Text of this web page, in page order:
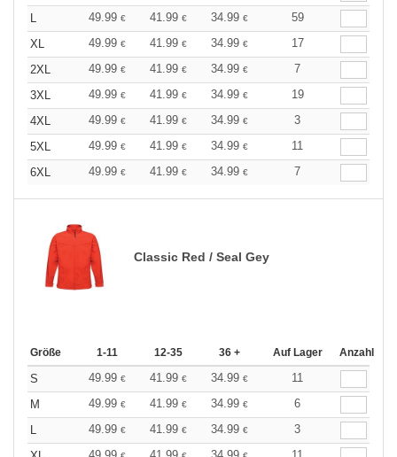
L 49.99 € 41.99 € 34.99 €
59
XL
49.99 € 41.99 € 34.99 €
17
2XL
49.99 € 41.99 € 34.99 €
7
3XL
49.99 € 41.99 € 34.99 €
19
4XL
49.99 € 41.99 € 34.99 €
3
5XL
49.99 € 41.99 € 34.99 €
11
6XL
49.99 € 41.99 € 34.99 € 7
Classic Red / Seal Gey
Größe 1-11 12-35 36 + Auf Lager Anzahl
S 49.99 € 41.99 € 34.99 €
11
M
49.99 € 41.99 € 34.99 €
6
L
49.99 € 41.99 € 34.99 €
3